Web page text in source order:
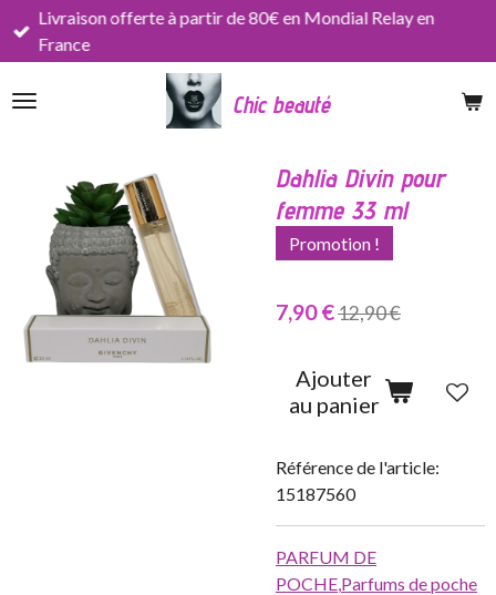
Passer
principal
Chic beauté
Livraison offerte à partir de 80€ en Mondial Relay en
France
Dahlia Divin pour
femme 33 ml
Promotion !
7,90 €12,90 €
Ajouter
au panier
Référence de l'article:
15187560
PARFUM DE
POCHE,Parfums de poche